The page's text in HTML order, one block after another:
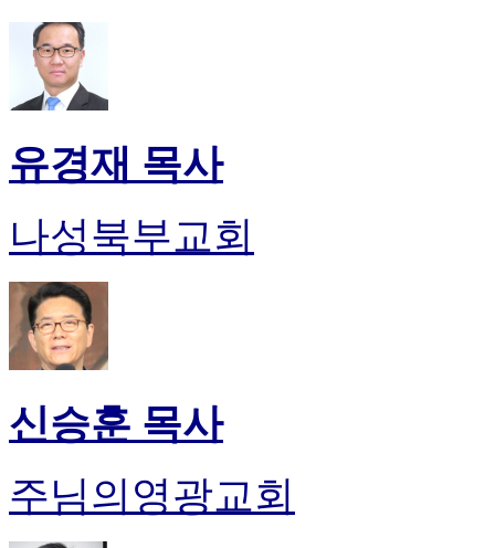
유경재 목사
나성북부교회
신승훈 목사
주님의영광교회